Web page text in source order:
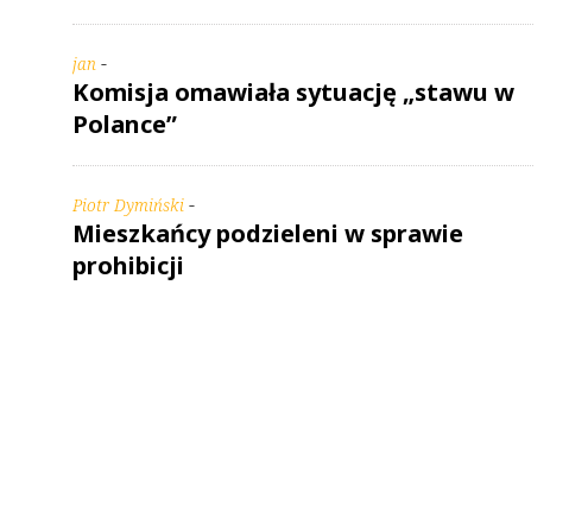
jan -
Komisja omawiała sytuację „stawu w
Polance”
Piotr Dymiński -
Mieszkańcy podzieleni w sprawie
prohibicji